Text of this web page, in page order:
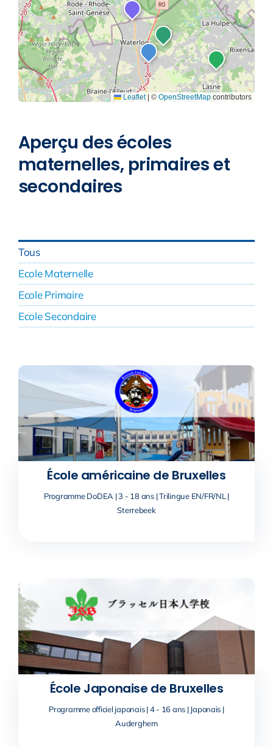
Aperçu des écoles
maternelles, primaires et
secondaires
Tous
Ecole Maternelle
Ecole Primaire
Ecole Secondaire
École américaine de Bruxelles
Programme DoDEA | 3 - 18 ans | Trilingue EN/FR/NL |
Sterrebeek
École Japonaise de Bruxelles
Programme officiel japonais | 4 - 16 ans | Japonais |
Auderghem